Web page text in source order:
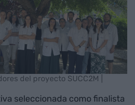
del proyecto SUCC2M |
seleccionada como finalista